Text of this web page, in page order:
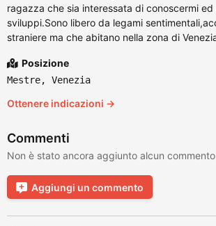
ragazza che sia interessata di conoscermi
sviluppi.Sono libero da legami
straniere ma che abitano nella zona di
Posizione
Mestre, Venezia
Ottenere indicazioni →
Commenti
Non è stato ancora aggiunto alcun commento
Aggiungi un commento